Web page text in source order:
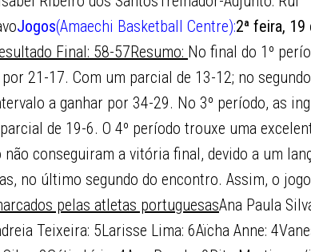
Jogos(Amaechi Basketball Centre):2ª feira,
Final: 58-57Resumo: No final do 1º
21-17. Com um parcial de 13-12; no
a ganhar por 34-29. No 3º período, as
de 19-6. O 4º período trouxe uma
conseguiram a vitória final, devido a um
no último segundo do encontro. Assim, o
pelas atletas portuguesasAna Paula
Teixeira: 5Larisse Lima: 6Aïcha Anne: